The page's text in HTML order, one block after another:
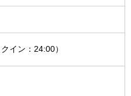
イン：24:00）